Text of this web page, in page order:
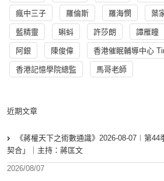
瘋中三子 羅倫斯 羅海憫 葉
藍精靈 蝌蚪 許莎朗 譚雁瞳
阿銀 陳俊偉 香港催眠輔導中心
香港記憶學院總監 馬哥老師
近期文章
《蔣權天下之術數通識》2026-08-07︱第
契合」｜主持：蔣匡文
2026/08/07